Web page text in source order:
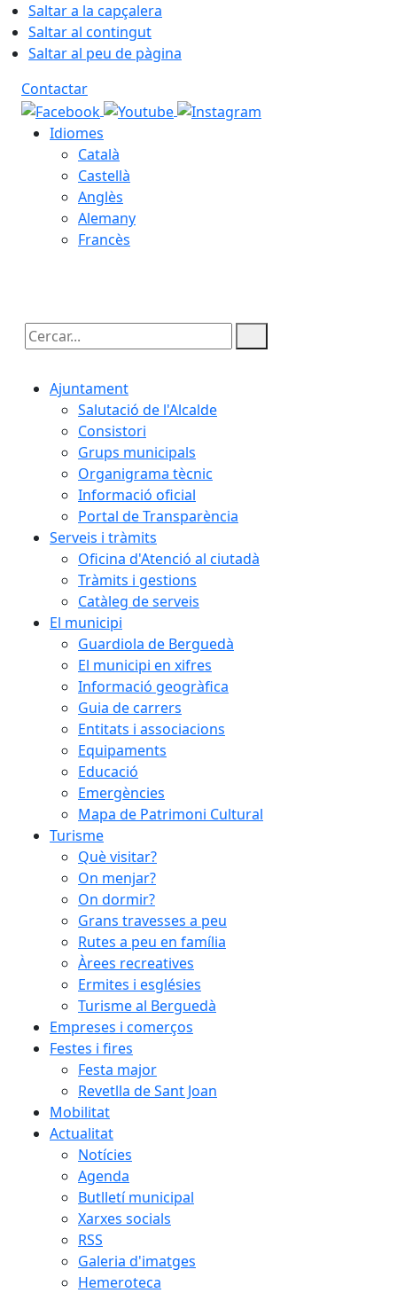
Saltar a la capçalera
Saltar al contingut
Saltar al peu de pàgina
Contactar
Idiomes
Català
Castellà
Anglès
Alemany
Francès
Cercar:
Ajuntament
Salutació de l'Alcalde
Consistori
Grups municipals
Organigrama tècnic
Informació oficial
Portal de Transparència
Serveis i tràmits
Oficina d'Atenció al ciutadà
Tràmits i gestions
Catàleg de serveis
El municipi
Guardiola de Berguedà
El municipi en xifres
Informació geogràfica
Guia de carrers
Entitats i associacions
Equipaments
Educació
Emergències
Mapa de Patrimoni Cultural
Turisme
Què visitar?
On menjar?
On dormir?
Grans travesses a peu
Rutes a peu en família
Àrees recreatives
Ermites i esglésies
Turisme al Berguedà
Empreses i comerços
Festes i fires
Festa major
Revetlla de Sant Joan
Mobilitat
Actualitat
Notícies
Agenda
Butlletí municipal
Xarxes socials
RSS
Galeria d'imatges
Hemeroteca